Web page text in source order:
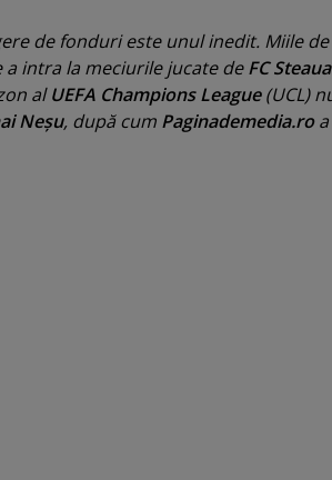
de fonduri este unul inedit. Miile de
intra la meciurile jucate deFC Steaua
alUEFA Champions League(UCL)
Neşu, după cum Paginademedia.roa